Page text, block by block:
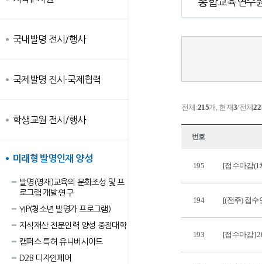
국내발명 전시/행사
국제발명 전시·국제협력
학생교원 전시/행사
미래형 발명인재 양성
발명(영재)교육의 문화조성 및 프
로그램 개발·연구
YIP(청소년 발명가 프로그램)
지식재산 전문인력 양성 중점대학
캠퍼스 특허 유니버시아드
D2B 디자인페어
종합교육연수
전체:215개, 현재3/전체22
번호
195 [접수마감(1
194 [(전주) 접수
193 [접수마감]